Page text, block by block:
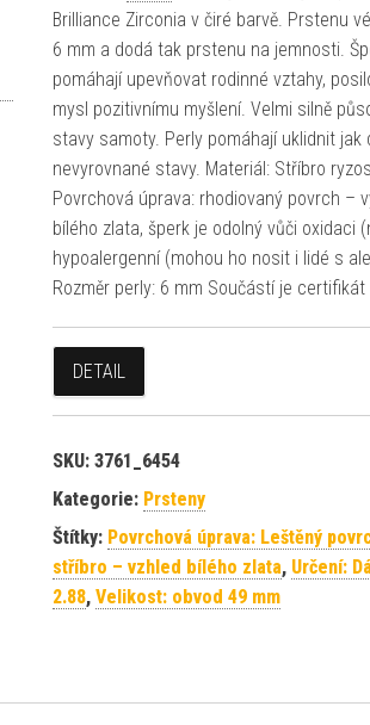
Brilliance Zirconia v čiré barvě. Prstenu
6 mm a dodá tak prstenu na jemnosti.
pomáhají upevňovat rodinné vztahy,
mysl pozitivnímu myšlení. Velmi silně
stavy samoty. Perly pomáhají uklidnit jak
nevyrovnané stavy. Materiál: Stříbro
Povrchová úprava: rhodiovaný povrch –
bílého zlata, šperk je odolný vůči oxidaci
hypoalergenní (mohou ho nosit i lidé s
Rozměr perly: 6 mm Součástí je
DETAIL
SKU: 3761_6454
Kategorie: Prsteny
Štítky: Povrchová úprava: Leštěný
stříbro – vzhled bílého zlata, Určení:
2.88, Velikost: obvod 49 mm